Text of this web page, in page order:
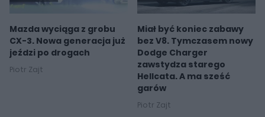
Mazda wyciąga z grobu
CX-3. Nowa generacja już
jeździ po drogach
Piotr Zajt
Miał być koniec zabawy
bez V8. Tymczasem nowy
Dodge Charger
zawstydza starego
Hellcata. A ma sześć
garów
Piotr Zajt